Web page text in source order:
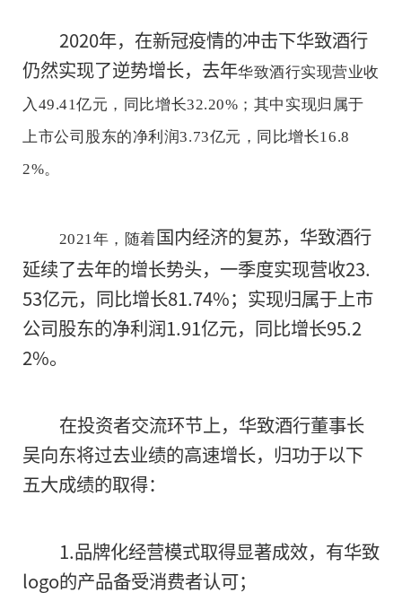
长按二维码
2020年，在新冠疫情的冲击下华致酒行
仍然实现了逆势增长，去年华致酒行实现营业收
入49.41亿元，同比增长32.20%；其中实现归属于
上市公司股东的净利润3.73亿元，同比增长16.8
2%。
2021年，随着国内经济的复苏，华致酒行
延续了去年的增长势头，一季度实现营收23.
53亿元，同比增长81.74%；实现归属于上市
公司股东的净利润1.91亿元，同比增长95.2
2%。
在投资者交流环节上，华致酒行董事长
吴向东将过去业绩的高速增长，归功于以下
五大成绩的取得：
1.品牌化经营模式取得显著成效，有华致
logo的产品备受消费者认可；